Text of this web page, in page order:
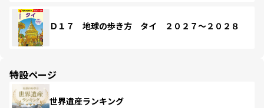
Ｄ１７ 地球の歩き方 タイ ２０２７～２０２８
特設ページ
世界遺産ランキング